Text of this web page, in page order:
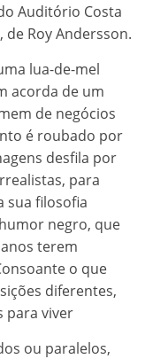
Auditório Costa
de Roy Andersson.
lua-de-mel
acorda de um
de negócios
é roubado por
desfila por
para
sua filosofia
negro, que
terem
o que
diferentes,
para viver
ou paralelos,